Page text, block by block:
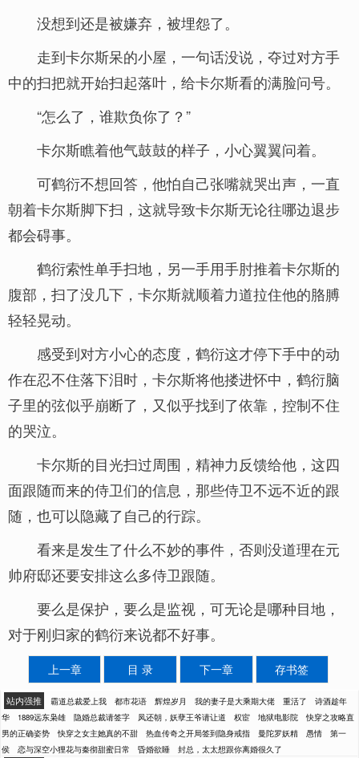
没想到还是被嫌弃，被埋怨了。
走到卡尔斯呆的小屋，一句话没说，夺过对方手
中的扫把就开始扫起落叶，给卡尔斯看的满脸问号。
“怎么了，谁欺负你了？”
卡尔斯瞧着他气鼓鼓的样子，小心翼翼问着。
可鹤衍不想回答，他怕自己张嘴就哭出声，一直
朝着卡尔斯脚下扫，这就导致卡尔斯无论往哪边退步
都会碍事。
鹤衍索性单手扫地，另一手用手肘推着卡尔斯的
腹部，扫了没几下，卡尔斯就顺着力道拉住他的胳膊
轻轻晃动。
感受到对方小心的态度，鹤衍这才停下手中的动
作在忍不住落下泪时，卡尔斯将他搂进怀中，鹤衍脑
子里的弦似乎崩断了，又似乎找到了依靠，控制不住
的哭泣。
卡尔斯的目光扫过周围，精神力反馈给他，这四
面跟随而来的侍卫们的信息，那些侍卫不远不近的跟
随，也可以隐藏了自己的行踪。
看来是发生了什么不妙的事件，否则没道理在元
帅府邸还要安排这么多侍卫跟随。
要么是保护，要么是监视，可无论是哪种目地，
对于刚归家的鹤衍来说都不好事。
上一章 目 录 下一章 存书签
站内强推 霸道总裁爱上我 都市花语 辉煌岁月 我的妻子是大乘期大佬 重活了
诗酒趁年
华
1889远东枭雄 隐婚总裁请签字 凤还朝，妖孽王爷请让道 权宦 地狱电影院
快穿之攻略直
男的正确姿势
快穿之女主她真的不甜 热血传奇之开局签到隐身戒指 曼陀罗妖精 愚情
第一
侯
恋与深空小狸花与秦彻甜蜜日常 昏婚欲睡 封总，太太想跟你离婚很久了